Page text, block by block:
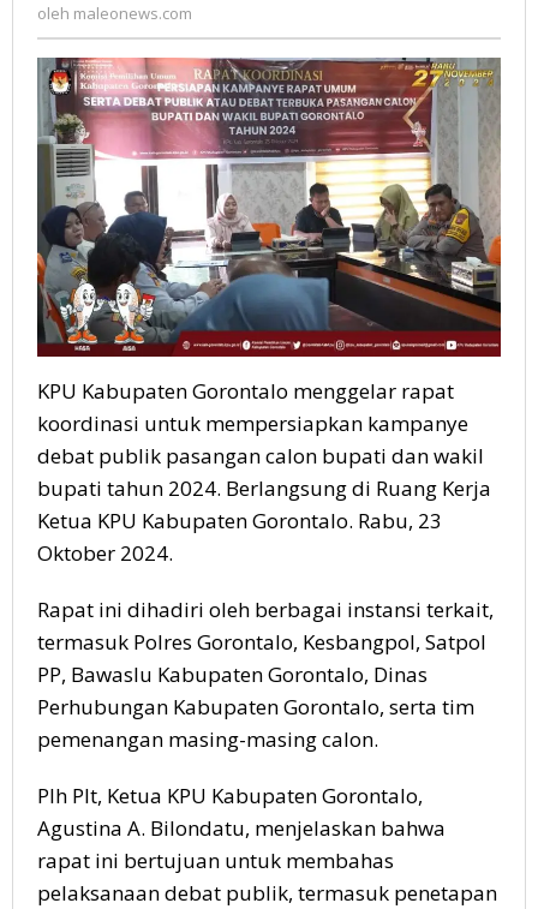
oleh maleonews.com
KPU Kabupaten Gorontalo menggelar rapat
koordinasi untuk mempersiapkan kampanye
debat publik pasangan calon bupati dan wakil
bupati tahun 2024. Berlangsung di Ruang Kerja
Ketua KPU Kabupaten Gorontalo. Rabu, 23
Oktober 2024.
Rapat ini dihadiri oleh berbagai instansi terkait,
termasuk Polres Gorontalo, Kesbangpol, Satpol
PP, Bawaslu Kabupaten Gorontalo, Dinas
Perhubungan Kabupaten Gorontalo, serta tim
pemenangan masing-masing calon.
Plh Plt, Ketua KPU Kabupaten Gorontalo,
Agustina A. Bilondatu, menjelaskan bahwa
rapat ini bertujuan untuk membahas
pelaksanaan debat publik, termasuk penetapan